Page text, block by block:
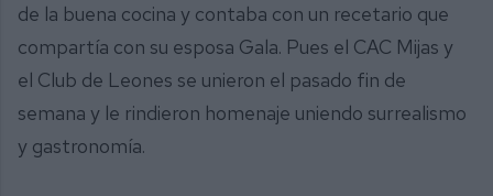
de la buena cocina y contaba con un recetario que
compartía con su esposa Gala. Pues el CAC Mijas y
el Club de Leones se unieron el pasado fin de
semana y le rindieron homenaje uniendo surrealismo
y gastronomía.